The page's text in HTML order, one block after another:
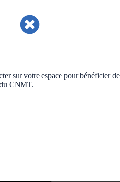
sur votre espace pour bénéficier de
CNMT.